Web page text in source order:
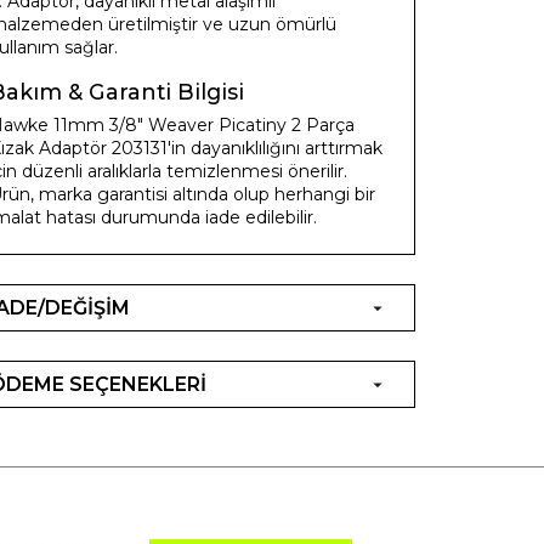
üretilmiştir ve uzun ömürlü
sağlar.
& Garanti Bilgisi
11mm 3/8" Weaver Picatiny 2 Parça
Adaptör 203131'in dayanıklılığını arttırmak
düzenli aralıklarla temizlenmesi önerilir.
marka garantisi altında olup herhangi bir
hatası durumunda iade edilebilir.
DEĞİŞİM
SEÇENEKLERİ